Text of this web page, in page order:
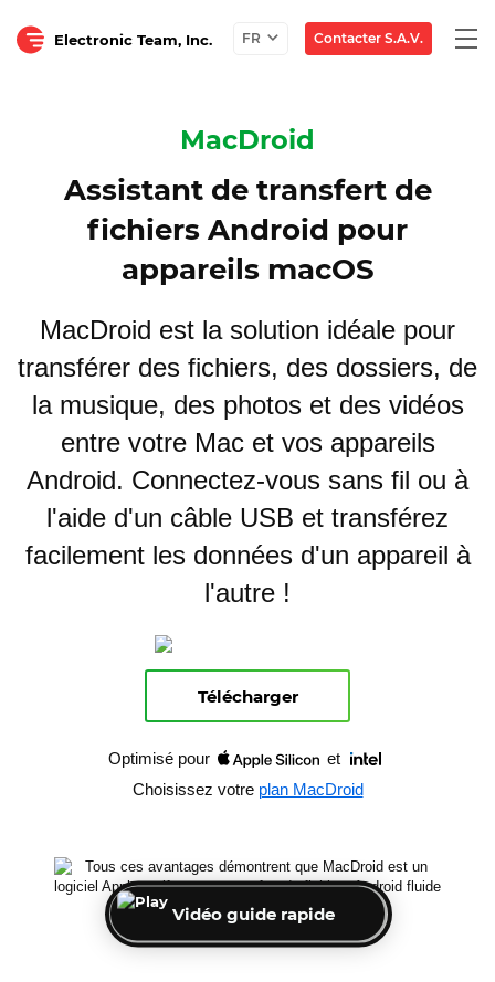
Electronic Team, Inc. FR Contacter S.A.V.
MacDroid
Assistant de transfert de
fichiers Android pour
appareils macOS
MacDroid est la solution idéale pour
transférer des fichiers, des dossiers, de
la musique, des photos et des vidéos
entre votre Mac et vos appareils
Android. Connectez-vous sans fil ou à
l'aide d'un câble USB et transférez
facilement les données d'un appareil à
l'autre !
Télécharger
Optimisé pour
et
Choisissez votre plan MacDroid
Vidéo guide rapide